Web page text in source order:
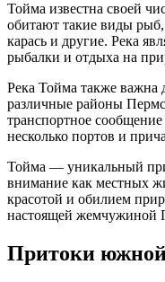
Тойма известна своей
обитают такие виды рыб,
карась и другие. Река
рыбалки и отдыха на
Река Тойма также важна
различные районы
транспортное
несколько портов и
Тойма — уникальный
внимание как местных
красотой и обилием
настоящей жемчужиной
Притоки южной